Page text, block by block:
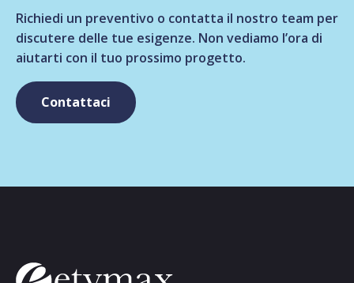
Richiedi un preventivo o contatta il nostro team per
discutere delle tue esigenze. Non vediamo l’ora di
aiutarti con il tuo prossimo progetto.
Contattaci